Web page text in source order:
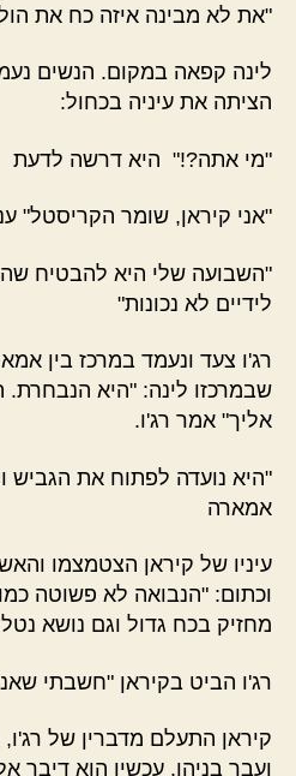
"את לא מבינה איזה כח את
לינה קפאה במקום. הנשים
הציתה את עיניה בכחול:
"מי אתה?!" היא דרשה לדעת
"אני קיראן, שומר הקריסטל"
"השבועה שלי היא להבטיח
לידיים לא נכונות"
רג'ו צעד ונעמד במרכז בין
שבמרכזו לינה: "היא הנבחרת.
אליך" אמר רג'ו.
"היא נועדה לפתוח את הגביש
אמארה
עיניו של קיראן הצטמצמו
וכתום: "הנבואה לא פשוטה
מחזיק בכח גדול וגם נושא נטל
רג'ו הביט בקיראן "חשבתי
קיראן התעלם מדברין של
ועבר בניהן. עכשיו הוא דיבר